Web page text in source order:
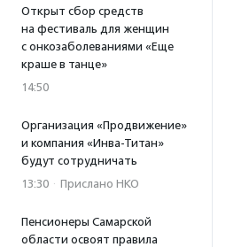
Открыт сбор средств
на фестиваль для женщин
с онкозаболеваниями «Еще
краше в танце»
14:50
Организация «Продвижение»
и компания «Инва-Титан»
будут сотрудничать
13:30 · Прислано НКО
Пенсионеры Самарской
области освоят правила